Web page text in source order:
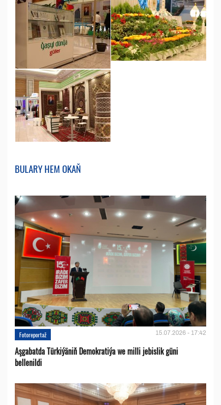
BULARY HEM OKAŇ
Fotoreportaž 15.07.2026 - 17:42
Aşgabatda Türkiýäniň Demokratiýa we milli jebislik güni
bellenildi